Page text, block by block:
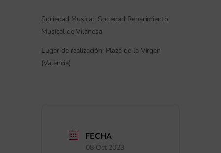
Sociedad Musical: Sociedad Renacimiento
Musical de Vilanesa
Lugar de realización: Plaza de la Virgen
(Valencia)
FECHA
08 Oct 2023